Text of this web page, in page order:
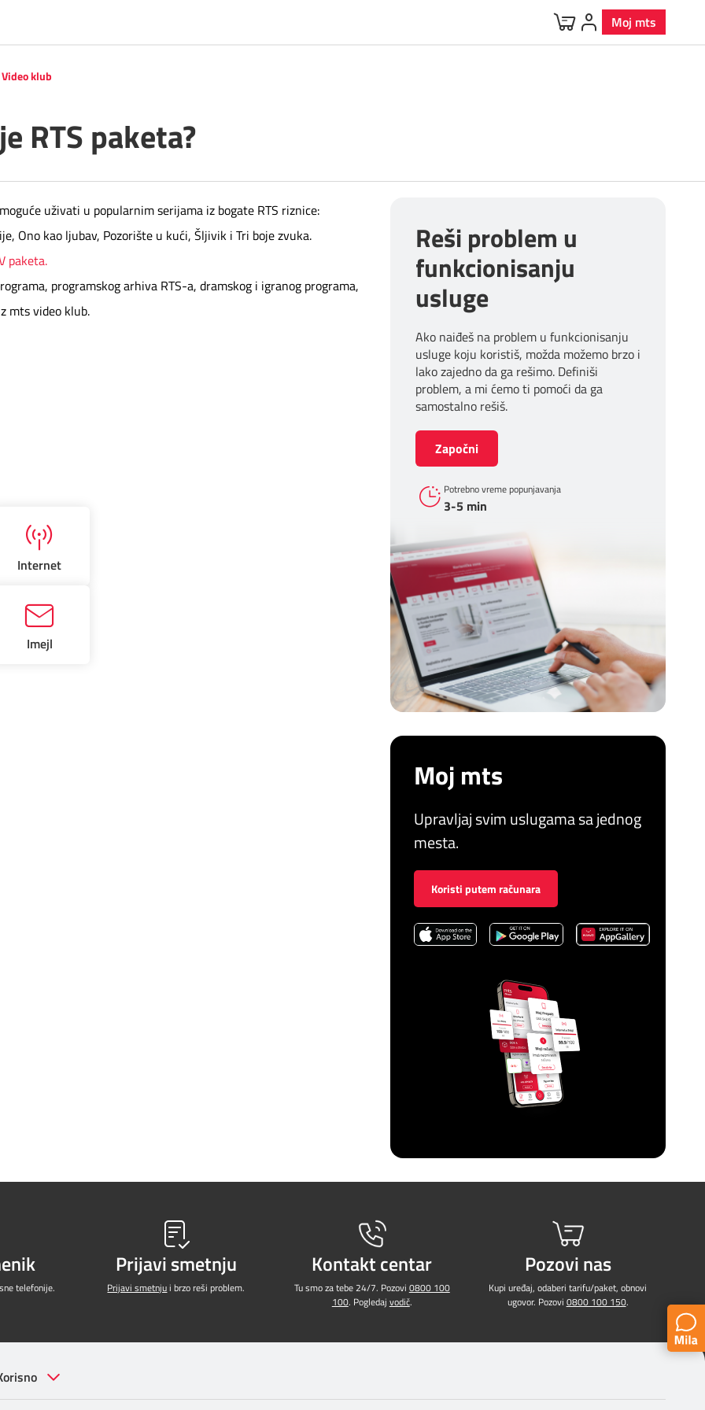
Moj mts
Video klub
RTS paketa?
uživati u popularnim serijama iz bogate RTS riznice:
Ono kao ljubav, Pozorište u kući, Šljivik i Tri boje zvuka.
paketa.
programskog arhiva RTS-a, dramskog i igranog programa,
mts video klub.
Internet
Imejl
Reši problem u
funkcionisanju
usluge
Ako naiđeš na problem u funkcionisanju
usluge koju koristiš, možda možemo brzo i
lako zajedno da ga rešimo. Definiši
problem, a mi ćemo ti pomoći da ga
samostalno rešiš.
Započni
Potrebno vreme popunjavanja
3-5 min
Moj mts
Upravljaj svim uslugama sa jednog
mesta.
Koristi putem računara
telefonije.
Prijavi smetnju
Prijavi smetnjui brzo reši problem.
Kontakt centar
Tu smo za tebe 24/7. Pozovi 0800 100
100. Pogledaj vodič.
Pozovi nas
Kupi uređaj, odaberi tarifu/paket, obnovi
ugovor. Pozovi 0800 100 150.